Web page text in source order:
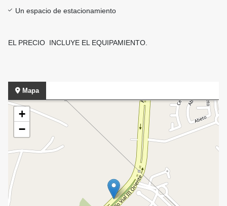
Un espacio de estacionamiento
EL PRECIO INCLUYE EL EQUIPAMIENTO.
Mapa
+
−